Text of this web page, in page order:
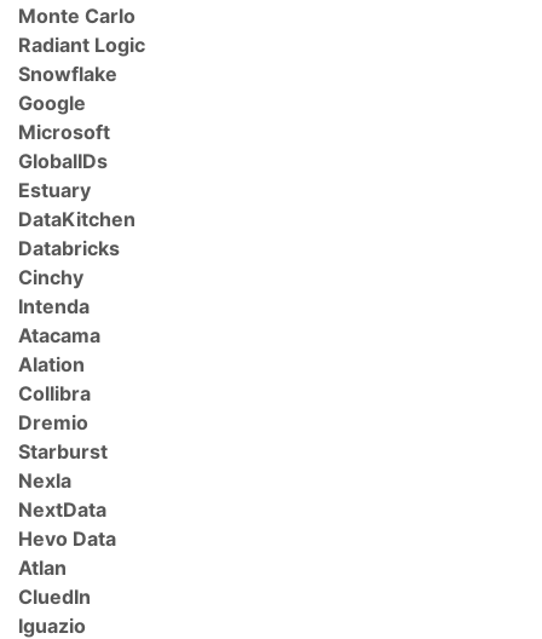
Monte Carlo
Radiant Logic
Snowflake
Google
Microsoft
GlobalIDs
Estuary
DataKitchen
Databricks
Cinchy
Intenda
Atacama
Alation
Collibra
Dremio
Starburst
Nexla
NextData
Hevo Data
Atlan
CluedIn
Iguazio